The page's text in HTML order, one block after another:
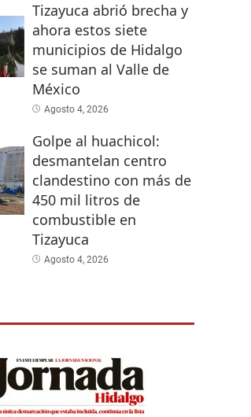
Tizayuca abrió brecha y
ahora estos siete
municipios de Hidalgo
se suman al Valle de
México
Agosto 4, 2026
Golpe al huachicol:
desmantelan centro
clandestino con más de
450 mil litros de
combustible en
Tizayuca
Agosto 4, 2026